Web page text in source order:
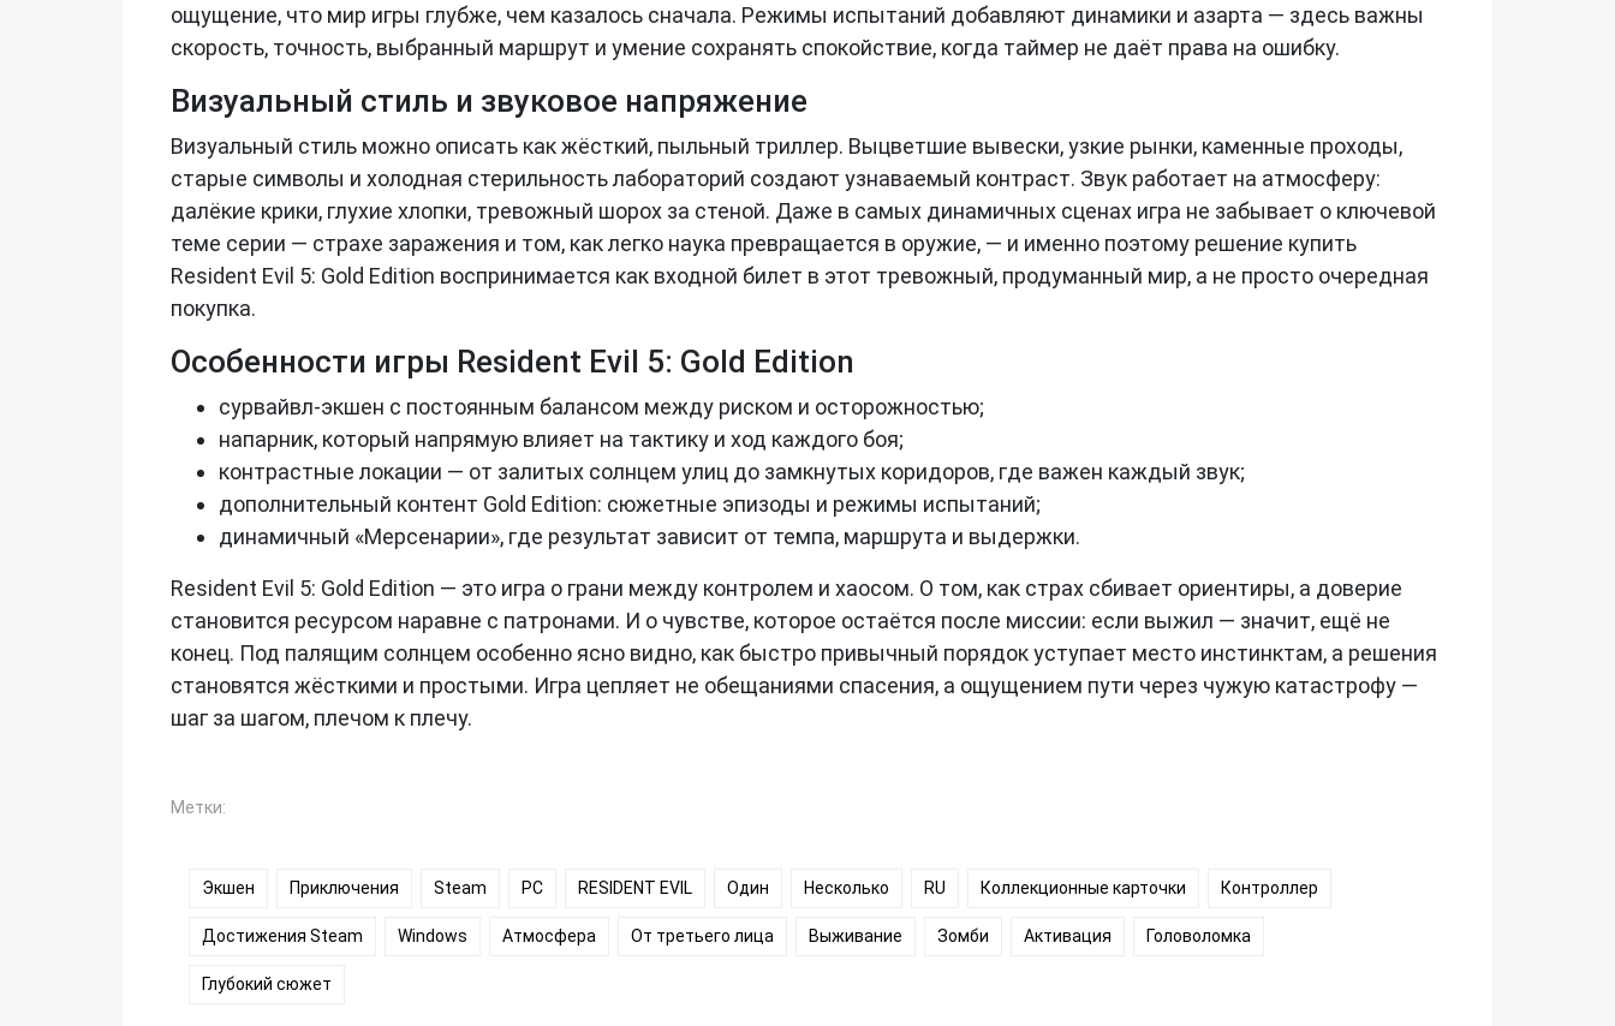
ощущение, что мир игры глубже, чем казалось сначала. Режимы испытаний добавляют динамики и азарта — здесь важны
скорость, точность, выбранный маршрут и умение сохранять спокойствие, когда таймер не даёт права на ошибку.
Визуальный стиль и звуковое напряжение
Визуальный стиль можно описать как жёсткий, пыльный триллер. Выцветшие вывески, узкие рынки, каменные проходы,
старые символы и холодная стерильность лабораторий создают узнаваемый контраст. Звук работает на атмосферу:
далёкие крики, глухие хлопки, тревожный шорох за стеной. Даже в самых динамичных сценах игра не забывает о ключевой
теме серии — страхе заражения и том, как легко наука превращается в оружие, — и именно поэтому решение купить
Resident Evil 5: Gold Edition воспринимается как входной билет в этот тревожный, продуманный мир, а не просто очередная
покупка.
Особенности игры Resident Evil 5: Gold Edition
сурвайвл-экшен с постоянным балансом между риском и осторожностью;
напарник, который напрямую влияет на тактику и ход каждого боя;
контрастные локации — от залитых солнцем улиц до замкнутых коридоров, где важен каждый звук;
дополнительный контент Gold Edition: сюжетные эпизоды и режимы испытаний;
динамичный «Мерсенарии», где результат зависит от темпа, маршрута и выдержки.
Resident Evil 5: Gold Edition — это игра о грани между контролем и хаосом. О том, как страх сбивает ориентиры, а доверие
становится ресурсом наравне с патронами. И о чувстве, которое остаётся после миссии: если выжил — значит, ещё не
конец. Под палящим солнцем особенно ясно видно, как быстро привычный порядок уступает место инстинктам, а решения
становятся жёсткими и простыми. Игра цепляет не обещаниями спасения, а ощущением пути через чужую катастрофу —
шаг за шагом, плечом к плечу.
Метки:
Экшен Приключения Steam PC RESIDENT EVIL Один Несколько RU Коллекционные карточки Контроллер
Достижения Steam Windows Атмосфера От третьего лица Выживание Зомби Активация Головоломка
Глубокий сюжет